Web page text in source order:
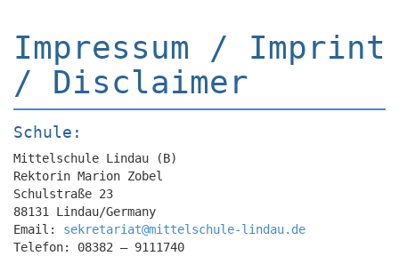
Impressum / Imprint
/ Disclaimer
Schule:
Mittelschule Lindau (B)
Rektorin Marion Zobel
Schulstraße 23
88131 Lindau/Germany
Email: sekretariat@mittelschule-lindau.de
Telefon: 08382 – 9111740